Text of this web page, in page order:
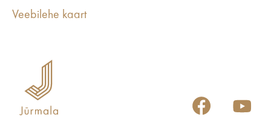
Veebilehe kaart